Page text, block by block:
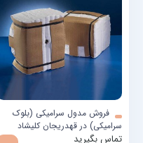
فروش مدول سرامیکی (بلوک
سرامیکی) در قهدریجان کلیشاد
اصفهان
تماس بگیرید